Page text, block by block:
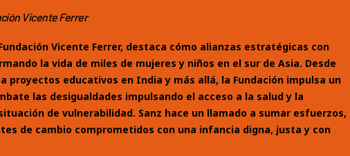
Vicente Ferrer
Vicente Ferrer, destaca cómo alianzas estratégicas con
la vida de miles de mujeres y niños en el sur de Asia. Desde
proyectos educativos en India y más allá, la Fundación impulsa un
las desigualdades impulsando el acceso a la salud y la
de vulnerabilidad. Sanz hace un llamado a sumar esfuerzos,
de cambio comprometidos con una infancia digna, justa y con